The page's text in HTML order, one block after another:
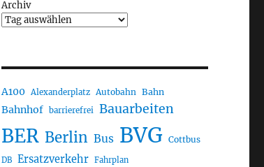
Archiv
A100 Alexanderplatz Autobahn Bahn
Bahnhof barrierefrei Bauarbeiten
BER Berlin Bus BVG Cottbus
DB Ersatzverkehr Fahrplan